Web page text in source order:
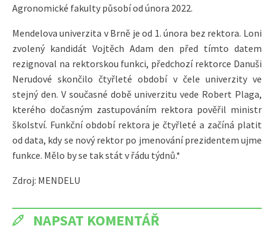
Agronomické fakulty působí od února 2022.
Mendelova univerzita v Brně je od 1. února bez rektora. Loni
zvolený kandidát Vojtěch Adam den před tímto datem
rezignoval na rektorskou funkci, předchozí rektorce Danuši
Nerudové skončilo čtyřleté období v čele univerzity ve
stejný den. V současné době univerzitu vede Robert Plaga,
kterého dočasným zastupováním rektora pověřil ministr
školství. Funkční období rektora je čtyřleté a začíná platit
od data, kdy se nový rektor po jmenování prezidentem ujme
funkce. Mělo by se tak stát v řádu týdnů.*
Zdroj: MENDELU
NAPSAT KOMENTÁŘ